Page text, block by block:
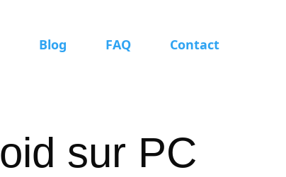
Blog FAQ Contact
sur PC